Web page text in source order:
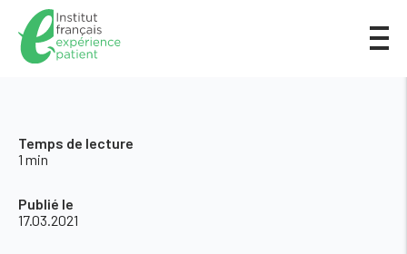
Temps de lecture
1 min
Publié le
17.03.2021